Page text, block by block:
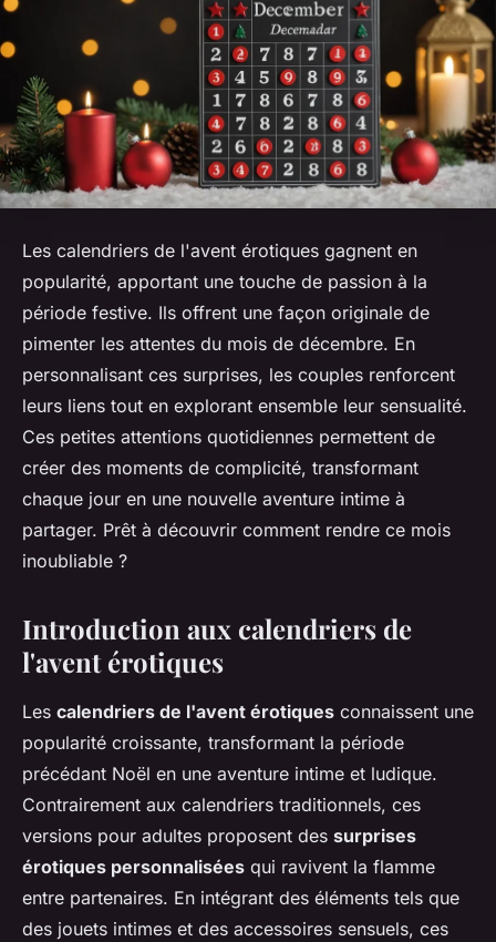
Les calendriers de l'avent érotiques gagnent en
popularité, apportant une touche de passion à la
période festive. Ils offrent une façon originale de
pimenter les attentes du mois de décembre. En
personnalisant ces surprises, les couples renforcent
leurs liens tout en explorant ensemble leur sensualité.
Ces petites attentions quotidiennes permettent de
créer des moments de complicité, transformant
chaque jour en une nouvelle aventure intime à
partager. Prêt à découvrir comment rendre ce mois
inoubliable ?
Introduction aux calendriers de
l'avent érotiques
Les calendriers de l'avent érotiques connaissent une
popularité croissante, transformant la période
précédant Noël en une aventure intime et ludique.
Contrairement aux calendriers traditionnels, ces
versions pour adultes proposent des surprises
érotiques personnalisées qui ravivent la flamme
entre partenaires. En intégrant des éléments tels que
des jouets intimes et des accessoires sensuels, ces